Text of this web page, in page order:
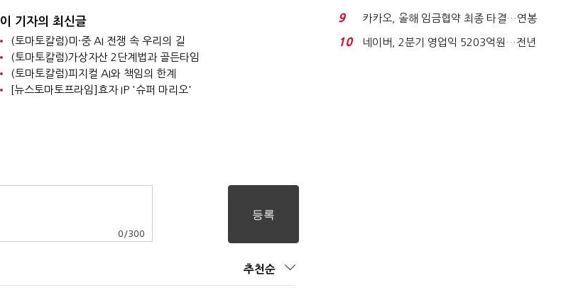
이 기자의 최신글
(토마토칼럼)미·중 AI 전쟁 속 우리의 길
(토마토칼럼)가상자산 2단계법과 골든타임
(토마토칼럼)피지컬 AI와 책임의 한계
[뉴스토마토프라임]효자 IP '슈퍼 마리오'
0 /300
추천순
금 폭탄' 우려...
9
카카오, 올해 임금협약 최종 타결…연봉
6.3% 인상·격려...
10
네이버, 2분기 영업익 5203억원…전년